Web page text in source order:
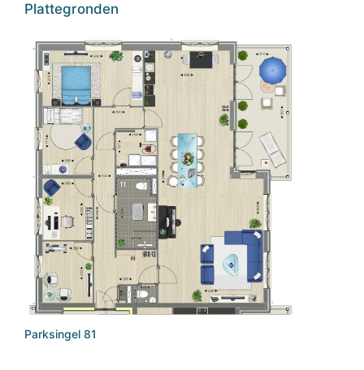
Plattegronden
Parksingel 81